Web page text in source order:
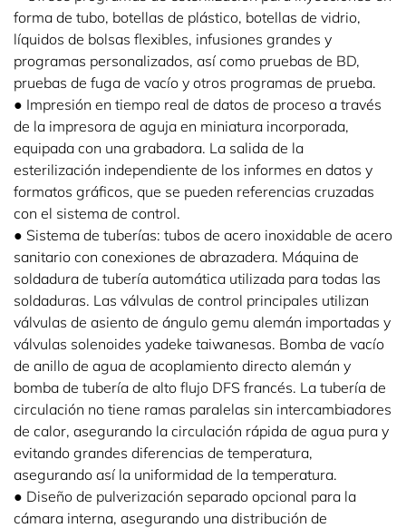
forma de tubo, botellas de plástico, botellas de vidrio,
líquidos de bolsas flexibles, infusiones grandes y
programas personalizados, así como pruebas de BD,
pruebas de fuga de vacío y otros programas de prueba.
● Impresión en tiempo real de datos de proceso a través
de la impresora de aguja en miniatura incorporada,
equipada con una grabadora. La salida de la
esterilización independiente de los informes en datos y
formatos gráficos, que se pueden referencias cruzadas
con el sistema de control.
● Sistema de tuberías: tubos de acero inoxidable de acero
sanitario con conexiones de abrazadera. Máquina de
soldadura de tubería automática utilizada para todas las
soldaduras. Las válvulas de control principales utilizan
válvulas de asiento de ángulo gemu alemán importadas y
válvulas solenoides yadeke taiwanesas. Bomba de vacío
de anillo de agua de acoplamiento directo alemán y
bomba de tubería de alto flujo DFS francés. La tubería de
circulación no tiene ramas paralelas sin intercambiadores
de calor, asegurando la circulación rápida de agua pura y
evitando grandes diferencias de temperatura,
asegurando así la uniformidad de la temperatura.
● Diseño de pulverización separado opcional para la
cámara interna, asegurando una distribución de